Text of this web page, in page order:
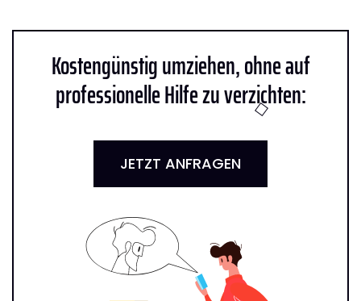
Kostengünstig umziehen, ohne auf
professionelle Hilfe zu verzichten:
JETZT ANFRAGEN